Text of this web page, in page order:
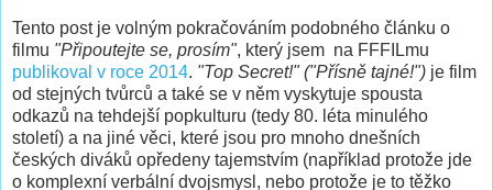
Tento post je volným pokračováním podobného článku o
filmu "Připoutejte se, prosím", který jsem na FFFILmu
publikoval v roce 2014. "Top Secret!" ("Přísně tajné!") je film
od stejných tvůrců a také se v něm vyskytuje spousta
odkazů na tehdejší popkulturu (tedy 80. léta minulého
století) a na jiné věci, které jsou pro mnoho dnešních
českých diváků opředeny tajemstvím (například protože jde
o komplexní verbální dvojsmysl, nebo protože je to těžko